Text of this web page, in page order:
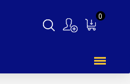
0